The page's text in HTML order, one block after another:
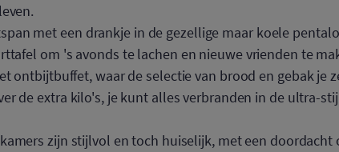
met een drankje in de gezellige maar koele
om 's avonds te lachen en nieuwe vrienden te
ontbijtbuffet, waar de selectie van brood en gebak je
de extra kilo's, je kunt alles verbranden in de ultra-
kamers zijn stijlvol en toch huiselijk, met een